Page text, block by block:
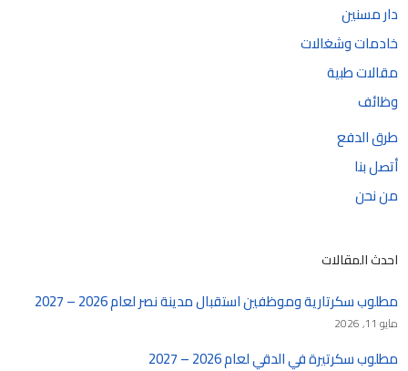
دار مسنين
خادمات وشغالات
مقالات طبية
وظائف
طرق الدفع
أتصل بنا
من نحن
احدث المقالات
مطلوب سكرتارية وموظفين استقبال مدينة نصر لعام 2026 – 2027
مايو 11, 2026
مطلوب سكرتيرة في الدقي لعام 2026 – 2027